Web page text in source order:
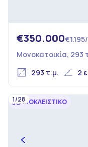
€350.000
Μονοκατοικία, 293
293 τ.μ.
2
ΑΠΟΚΛΕΙΣΤΙΚΟ
1/28